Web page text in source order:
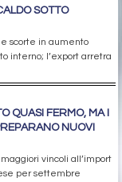
SOTTO
scorte in aumento
interno; l’export arretra
QUASI FERMO, MA I
NUOVI
vincoli all’import
per settembre